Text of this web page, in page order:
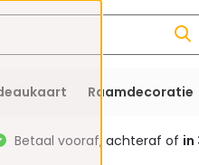
Raamdecoratie
Betaal vooraf, achteraf of in